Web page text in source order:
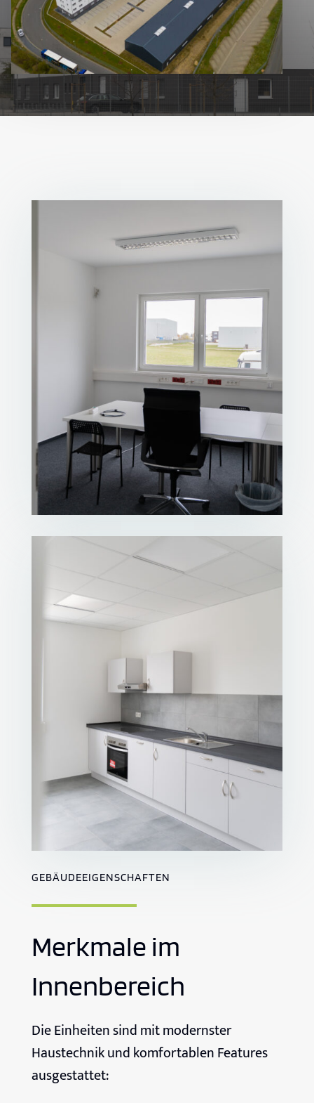
GEBÄUDEEIGENSCHAFTEN
Merkmale im
Innenbereich
Die Einheiten sind mit modernster
Haustechnik und komfortablen Features
ausgestattet: